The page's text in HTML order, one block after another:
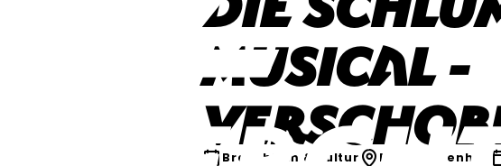
Musical -
Brauchtum & Kultur Bad Reichenhall